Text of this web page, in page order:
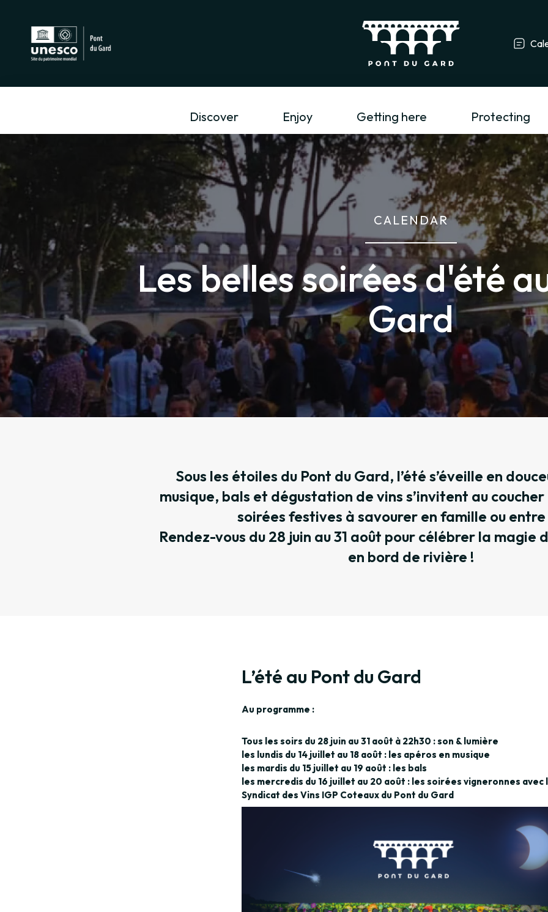
Discover Enjoy Getting here Protecting
CALENDAR
Les belles soirées d'été
Gard
Sous les étoiles du Pont du Gard, l’été s’éveille en
musique, bals et dégustation de vins s’invitent au
soirées festives à savourer en famille ou
Rendez-vous du 28 juin au 31 août pour célébrer la magie
en bord de rivière !
L’été au Pont du Gard
Au programme :
Tous les soirs du 28 juin au 31 août à 22h30 : son & lumière
les lundis du 14 juillet au 18 août : les apéros en musique
les mardis du 15 juillet au 19 août : les bals
les mercredis du 16 juillet au 20 août : les soirées vigneronnes avec
Syndicat des Vins IGP Coteaux du Pont du Gard